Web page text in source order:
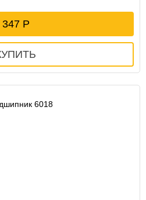
347